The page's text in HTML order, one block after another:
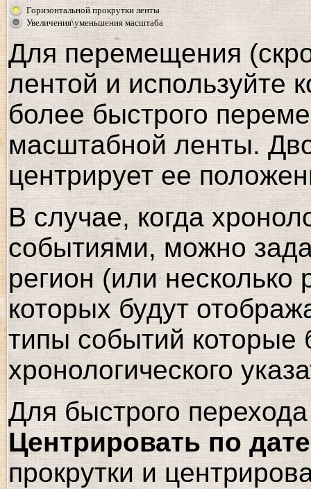
Горизонтальной прокрутки ленты
Увеличения\уменьшения масштаба
Для перемещения
лентой и используйте
более быстрого
масштабной ленты.
центрирует ее
В случае, когда
событиями, можно
регион (или
которых будут
типы событий которые
хронологического
Для быстрого
Центрировать по дате
прокрутки и